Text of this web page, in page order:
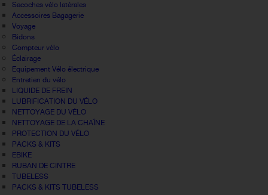
Sacoches vélo latérales
Accessoires Bagagerie
Voyage
Bidons
Compteur vélo
Éclairage
Equipement Vélo électrique
Entretien du vélo
LIQUIDE DE FREIN
LUBRIFICATION DU VÉLO
NETTOYAGE DU VÉLO
NETTOYAGE DE LA CHAÎNE
PROTECTION DU VÉLO
PACKS & KITS
EBIKE
RUBAN DE CINTRE
TUBELESS
PACKS & KITS TUBELESS